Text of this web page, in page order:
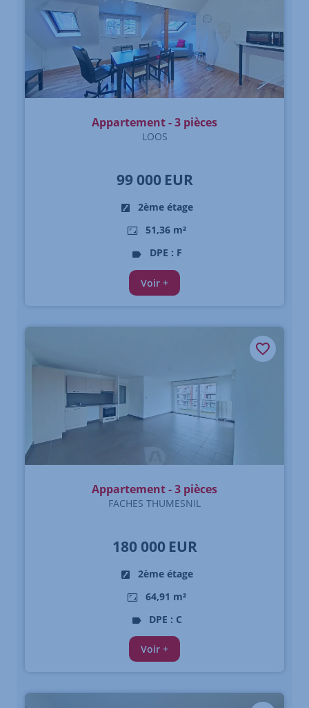
Appartement - 3 pièces
LOOS
99 000 EUR
2ème étage
51,36 m²
DPE : F
Voir +
Appartement - 3 pièces
FACHES THUMESNIL
180 000 EUR
2ème étage
64,91 m²
DPE : C
Voir +